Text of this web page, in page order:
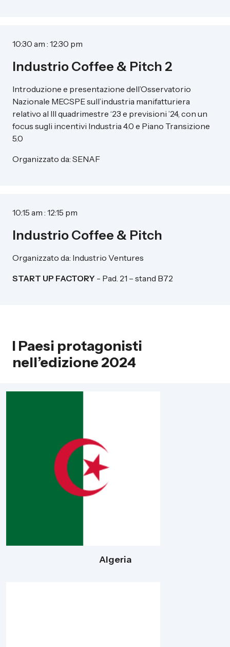
10:30 am : 12:30 pm
Industrio Coffee & Pitch 2
Introduzione e presentazione dell’Osservatorio
Nazionale MECSPE sull’industria manifatturiera
relativo al III quadrimestre ‘23 e previsioni ’24, con un
focus sugli incentivi Industria 4.0 e Piano Transizione
5.0
Organizzato da: SENAF
10:15 am : 12:15 pm
Industrio Coffee & Pitch
Organizzato da: Industrio Ventures
START UP FACTORY - Pad. 21 – stand B72
I Paesi protagonisti
nell’edizione 2024
Algeria